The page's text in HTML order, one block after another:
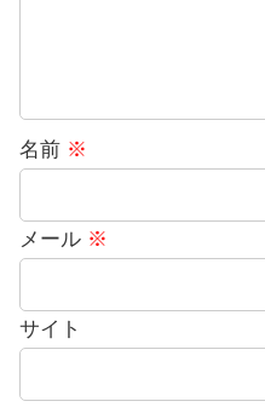
名前 ※
メール ※
サイト